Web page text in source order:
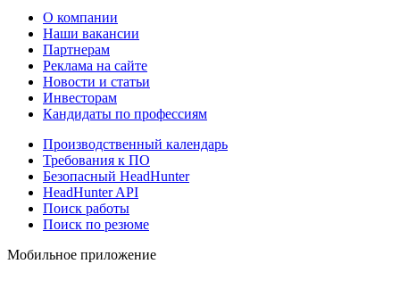
О компании
Наши вакансии
Партнерам
Реклама на сайте
Новости и статьи
Инвесторам
Кандидаты по профессиям
Производственный календарь
Требования к ПО
Безопасный HeadHunter
HeadHunter API
Поиск работы
Поиск по резюме
Мобильное приложение